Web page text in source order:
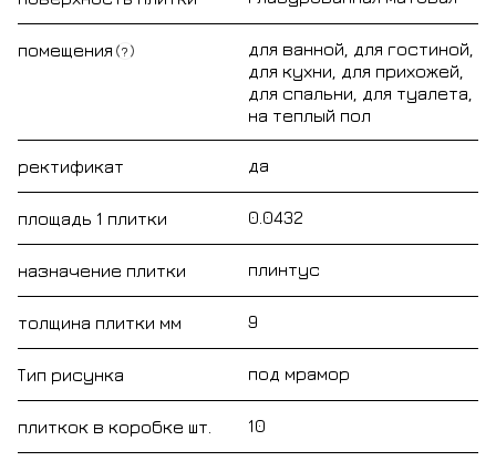
помещения ?
для ванной, для гостиной,
для кухни, для прихожей,
для спальни, для туалета,
на теплый пол
ректификат да
площадь 1 плитки 0.0432
назначение плитки плинтус
толщина плитки мм 9
Тип рисунка под мрамор
плиткок в коробке шт. 10